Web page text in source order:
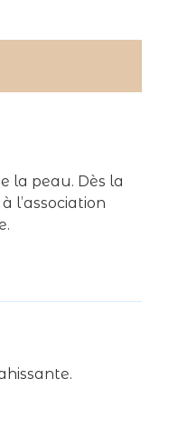
la peau. Dès la
l’association